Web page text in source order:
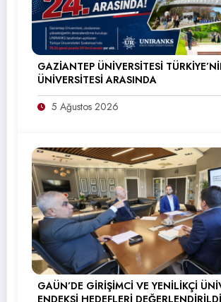
GAZİANTEP ÜNİVERSİTESİ
ÜNİVERSİTESİ ARASINDA
5 Ağustos 2026
GAÜN’DE GİRİŞİMCİ VE YENİLİKÇİ